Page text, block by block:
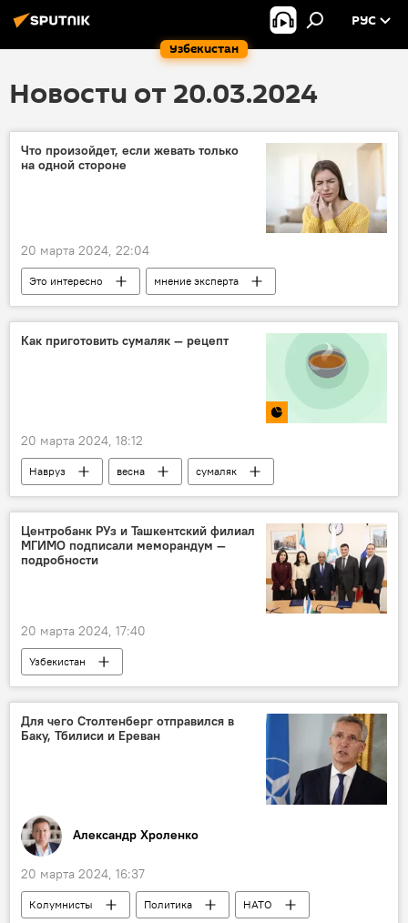
Узбекистан
РУС
Новости от 20.03.2024
Что произойдет, если жевать только
на одной стороне
20 марта 2024, 22:04
Это интересно
мнение эксперта
зубы
здоровье еда
Как приготовить сумаляк — рецепт
20 марта 2024, 18:12
Навруз весна
сумаляк
Инфографика
рецепт
Центробанк РУз и Ташкентский филиал
МГИМО подписали меморандум —
подробности
20 марта 2024, 17:40
Узбекистан
Центральный банк Республики Узбекистан
филиал
МГИМО
Ташкент
меморандум
сотрудничество
Для чего Столтенберг отправился в
Баку, Тбилиси и Ереван
Александр Хроленко
20 марта 2024, 16:37
Колумнисты Политика
НАТО